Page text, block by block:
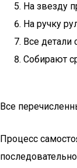
На звезду
На ручку
Все
Собирают
Все
Процесс